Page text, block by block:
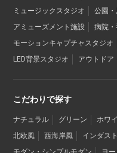
ミュージックスタジオ
公園
アミューズメント施設
病院
モーションキャプチャスタジオ
LED背景スタジオ
アウトドア
こだわりで探す
ナチュラル グリーン ホワ
北欧風
西海岸風 インダス